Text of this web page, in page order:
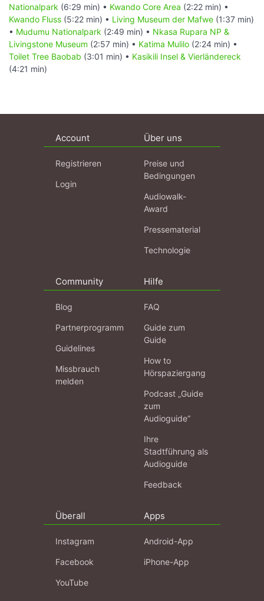
Nationalpark (6:29 min) • Kwando Core Area (2:22 min) •
Kwando Fluss (5:22 min) • Living Museum der Mafwe (1:37 min)
• Mudumu Nationalpark (2:49 min) • Nkasa Rupara NP &
Livingstone Museum (2:57 min) • Katima Mulilo (2:24 min) •
Toilet Tree Baobab (3:01 min) • Kasikili Insel & Vierländereck
(4:21 min)
Account
Registrieren
Login
Über uns
Preise und
Bedingungen
Audiowalk-
Award
Pressematerial
Technologie
Community
Blog
Partnerprogramm
Guidelines
Missbrauch
melden
Hilfe
FAQ
Guide zum
Guide
How to
Hörspaziergang
Podcast „Guide
zum
Audioguide“
Ihre
Stadtführung als
Audioguide
Feedback
Überall
Instagram
Facebook
YouTube
Apps
Android-App
iPhone-App